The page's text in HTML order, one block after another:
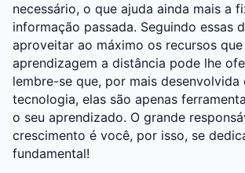
necessário, o que ajuda ainda mais a
informação passada. Seguindo essas
aproveitar ao máximo os recursos
aprendizagem a distância pode lhe
lembre-se que, por mais desenvolvida
tecnologia, elas são apenas
o seu aprendizado. O grande
crescimento é você, por isso, se
fundamental!